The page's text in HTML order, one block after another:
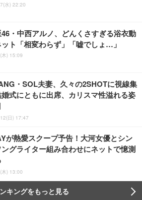
水) 22:20
46・中西アルノ、どんくさすぎる浴衣動
ト「相変わらず」「嘘でしょ…」
) 15:09
・SOL夫妻、久々の2SHOTに視線集
式にともに出席、カリスマ性溢れる姿
日) 17:47
が熱愛スクープ予告！大河女優とシン
グライター組み合わせにネットで憶測
) 13:00
キングをもっと見る